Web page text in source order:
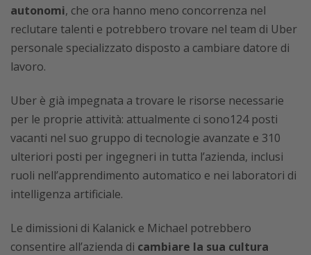
autonomi, che ora hanno meno concorrenza nel
reclutare talenti e potrebbero trovare nel team di Uber
personale specializzato disposto a cambiare datore di
lavoro.
Uber è già impegnata a trovare le risorse necessarie
per le proprie attività: attualmente ci sono124 posti
vacanti nel suo gruppo di tecnologie avanzate e 310
ulteriori posti per ingegneri in ​​tutta l’azienda, inclusi
ruoli nell’apprendimento automatico e nei laboratori di
intelligenza artificiale.
Le dimissioni di Kalanick e Michael potrebbero
consentire all’azienda di cambiare la sua cultura